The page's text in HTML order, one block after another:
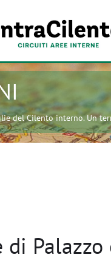
del Cilento interno. Un
di